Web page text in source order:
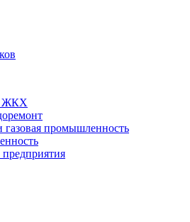
ЖКХ
газовая промышленность